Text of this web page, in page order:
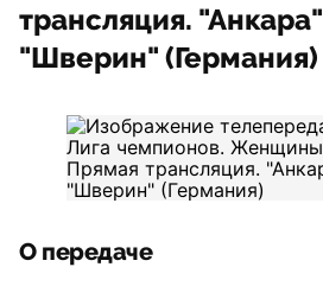
трансляция.
"Шверин" (Германия)
О передаче